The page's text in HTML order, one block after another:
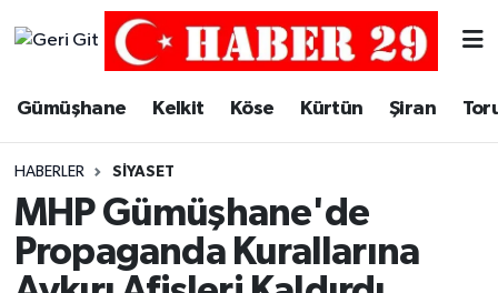
Gümüşhane Kelkit Köse Kürtün Şiran
HABERLER SIYASET
MHP Gümüşhane'de
Propaganda Kurallarına
Merkez Trafik Yoğunluk Haritası
Süper Lig Puan Durumu ve Fikstür
Tüm Manşetler